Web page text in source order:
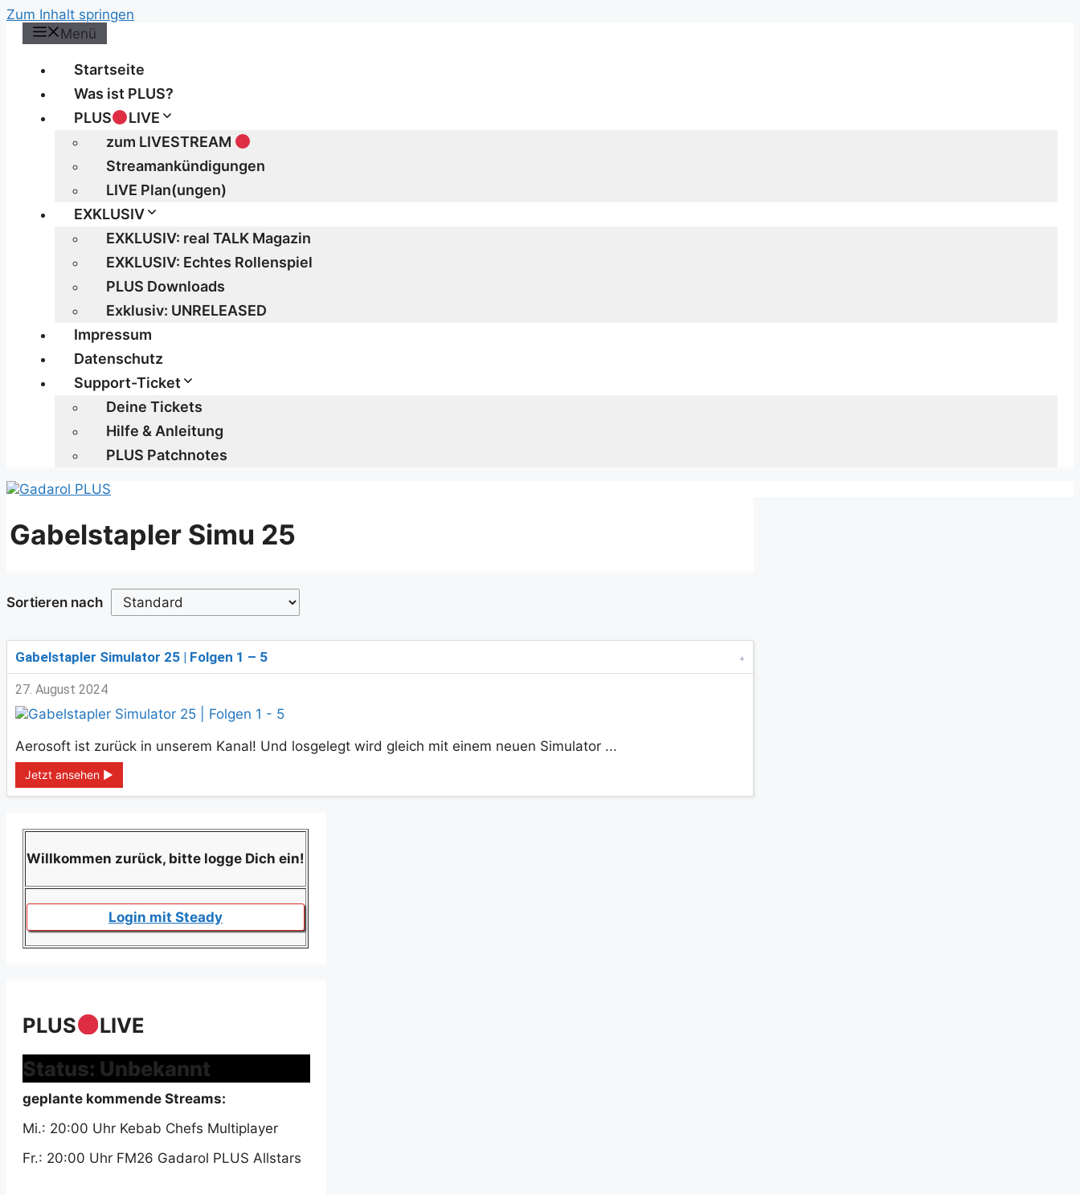
Zum Inhalt springen
Menü
Startseite
Was ist PLUS?
PLUS
LIVE
zum LIVESTREAM
Streamankündigungen
LIVE Plan(ungen)
EXKLUSIV
EXKLUSIV: real TALK Magazin
EXKLUSIV: Echtes Rollenspiel
PLUS Downloads
Exklusiv: UNRELEASED
Impressum
Datenschutz
Support-Ticket
Deine Tickets
Hilfe & Anleitung
PLUS Patchnotes
Gabelstapler Simu 25
Sortieren nach
Gabelstapler Simulator 25 | Folgen 1 – 5
27. August 2024
Aerosoft ist zurück in unserem Kanal! Und losgelegt wird gleich mit einem neuen Simulator ...
Jetzt ansehen ►
Willkommen zurück, bitte logge Dich ein!
Login mit Steady
PLUS
LIVE
Status: Unbekannt
geplante kommende Streams:
Mi.: 20:00 Uhr Kebab Chefs Multiplayer
Fr.: 20:00 Uhr FM26 Gadarol PLUS Allstars